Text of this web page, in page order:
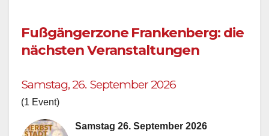
Fußgängerzone Frankenberg: die
nächsten Veranstaltungen
Samstag, 26. September 2026
(1 Event)
Samstag 26. September 2026